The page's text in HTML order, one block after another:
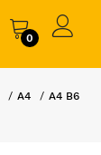
0
A4
A4 B6